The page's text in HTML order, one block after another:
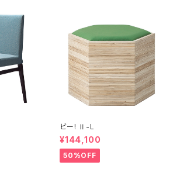
ビー! Ⅱ-L
¥144,100
50%OFF